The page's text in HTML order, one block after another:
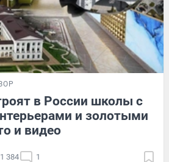
в России школы с
и золотыми
и видео
1 384 1